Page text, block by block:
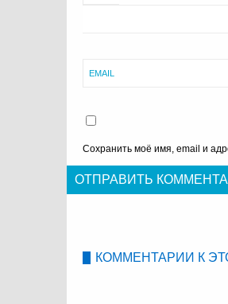
EMAIL
Сохранить моё имя, email и
КОММЕНТАРИИ К